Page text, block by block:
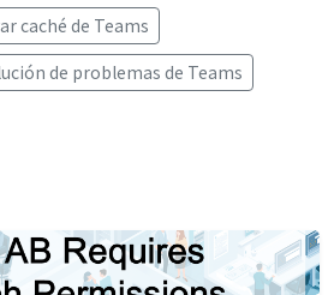
caché de Teams
de problemas de Teams